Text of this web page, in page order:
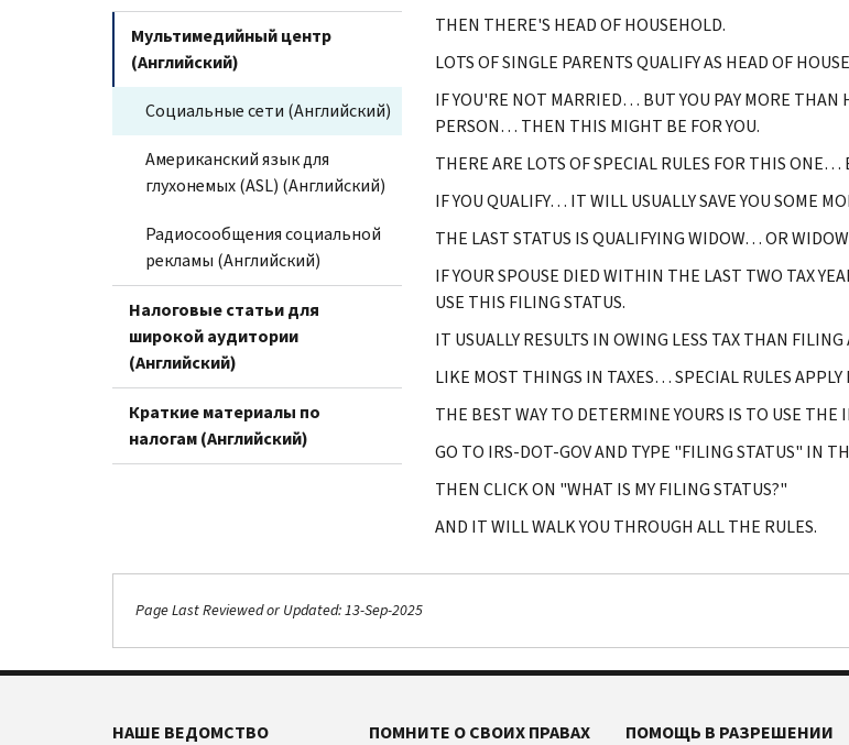
Мультимедийный центр
(Английский)
Социальные сети (Английский)
Американский язык для
глухонемых (ASL) (Английский)
Радиосообщения социальной
рекламы (Английский)
Налоговые статьи для
широкой аудитории
(Английский)
Краткие материалы по
налогам (Английский)
THEN THERE'S HEAD OF HOUSEHOLD.
LOTS OF SINGLE PARENTS QUALIFY AS HEAD OF
IF YOU'RE NOT MARRIED… BUT YOU PAY MORE THAN
PERSON… THEN THIS MIGHT BE FOR YOU.
THERE ARE LOTS OF SPECIAL RULES FOR THIS ONE…
IF YOU QUALIFY… IT WILL USUALLY SAVE YOU SOME
THE LAST STATUS IS QUALIFYING WIDOW… OR
IF YOUR SPOUSE DIED WITHIN THE LAST TWO TAX
USE THIS FILING STATUS.
IT USUALLY RESULTS IN OWING LESS TAX THAN FILING
LIKE MOST THINGS IN TAXES… SPECIAL RULES APPLY
THE BEST WAY TO DETERMINE YOURS IS TO USE THE
GO TO IRS-DOT-GOV AND TYPE "FILING STATUS" IN
THEN CLICK ON "WHAT IS MY FILING STATUS?"
AND IT WILL WALK YOU THROUGH ALL THE RULES.
Page Last Reviewed or Updated: 13-Sep-2025
НАШЕ ВЕДОМСТВО
ПОМНИТЕ О СВОИХ ПРАВАХ
ПОМОЩЬ В РАЗРЕШЕНИИ